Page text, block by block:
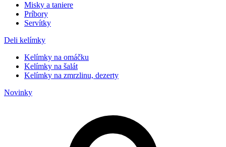
Misky a taniere
Príbory
Servítky
Deli kelímky
Kelímky na omáčku
Kelímky na šalát
Kelímky na zmrzlinu, dezerty
Novinky